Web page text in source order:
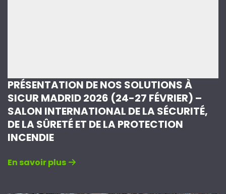
PRÉSENTATION DE NOS SOLUTIONS À
SICUR MADRID 2026 (24-27 FÉVRIER) –
SALON INTERNATIONAL DE LA SÉCURITÉ,
DE LA SÛRETÉ ET DE LA PROTECTION
INCENDIE
En savoir plus